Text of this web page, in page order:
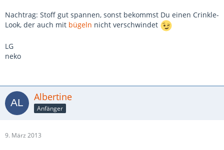
Nachtrag: Stoff gut spannen, sonst bekommst Du einen Crinkle-
Look, der auch mit bügeln nicht verschwindet
LG
neko
Albertine
Anfänger
9. März 2013